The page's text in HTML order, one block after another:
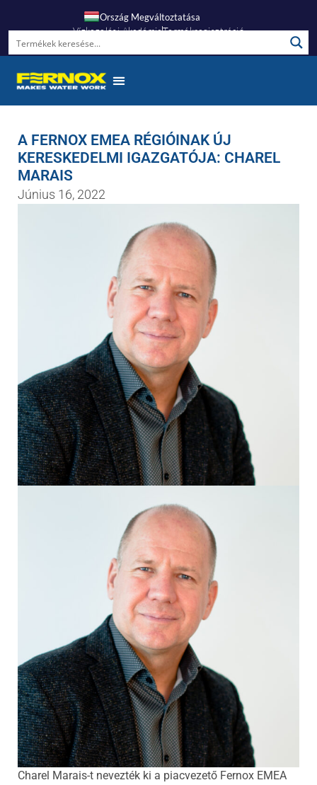
Ország Megváltoztatása
Vízkezelési AkadémiaTermékregisztráció
A FERNOX EMEA RÉGIÓINAK ÚJ
KERESKEDELMI IGAZGATÓJA: CHAREL
MARAIS
Június 16, 2022
Charel Marais-t nevezték ki a piacvezető Fernox EMEA